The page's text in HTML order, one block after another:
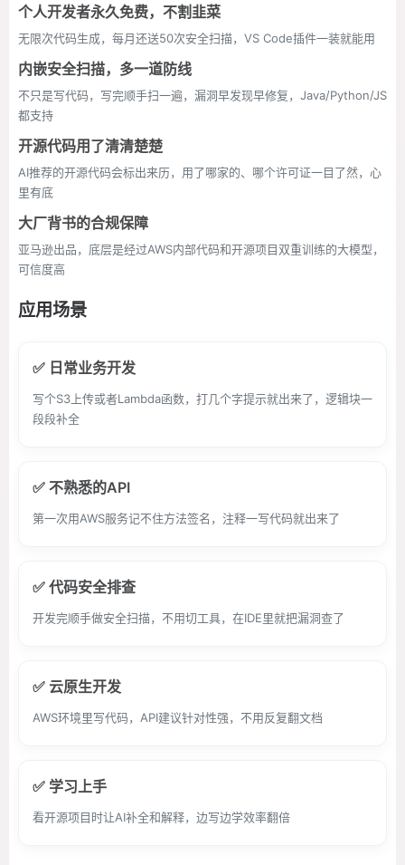
个人开发者永久免费，不割韭菜
无限次代码生成，每月还送50次安全扫描，VS Code插件一装就能用
内嵌安全扫描，多一道防线
不只是写代码，写完顺手扫一遍，漏洞早发现早修复，Java/Python/JS
都支持
开源代码用了清清楚楚
AI推荐的开源代码会标出来历，用了哪家的、哪个许可证一目了然，心
里有底
大厂背书的合规保障
亚马逊出品，底层是经过AWS内部代码和开源项目双重训练的大模型，
可信度高
应用场景
✅ 日常业务开发
写个S3上传或者Lambda函数，打几个字提示就出来了，逻辑块一
段段补全
✅ 不熟悉的API
第一次用AWS服务记不住方法签名，注释一写代码就出来了
✅ 代码安全排查
开发完顺手做安全扫描，不用切工具，在IDE里就把漏洞查了
✅ 云原生开发
AWS环境里写代码，API建议针对性强，不用反复翻文档
✅ 学习上手
看开源项目时让AI补全和解释，边写边学效率翻倍